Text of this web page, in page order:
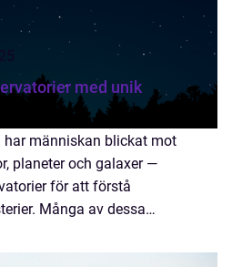
med unik
har människan blickat mot
planeter och galaxer —
för att förstå
Många av dessa